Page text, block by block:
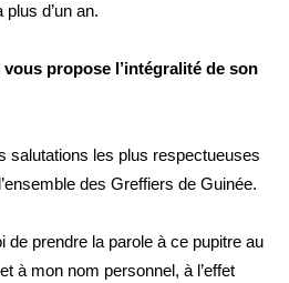
d’un an.
propose l’intégralité de son
salutations les plus respectueuses
des Greffiers de Guinée.
de prendre la parole à ce pupitre au
à mon nom personnel, à l’effet